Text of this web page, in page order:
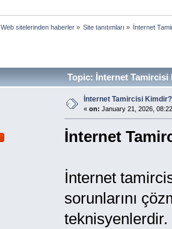
Web sitelerinden haberler» Site tanıtımları » İnternet
Topic: İnternet
İnternet Tamircisi Kimdir?
« on: January 21, 2026,
İnternet
İnternet
sorunlarını
teknisyenlerdir.